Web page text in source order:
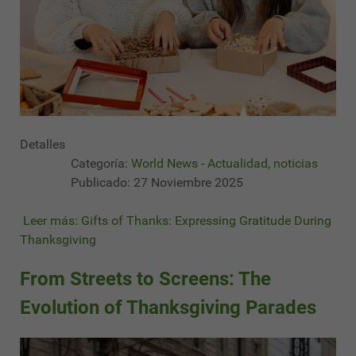
Detalles
Categoría: World News - Actualidad, noticias
Publicado: 27 Noviembre 2025
Leer más: Gifts of Thanks: Expressing Gratitude During
Thanksgiving
From Streets to Screens: The
Evolution of Thanksgiving Parades